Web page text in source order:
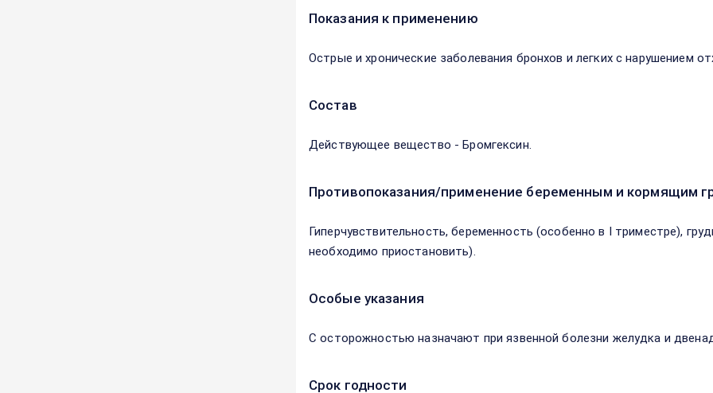
Показания к применению
Острые и хронические заболевания бронхов и легких с нарушением
Состав
Действующее вещество - Бромгексин.
Противопоказания/применение беременным и кормящим
Гиперчувствительность, беременность (особенно в I триместре),
необходимо приостановить).
Особые указания
С осторожностью назначают при язвенной болезни желудка и
Срок годности